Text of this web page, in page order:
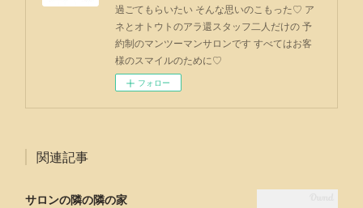
過ごてもらいたい そんな思いのこもった♡ ア
ネとオトウトのアラ還スタッフ二人だけの 予
約制のマンツーマンサロンです すべてはお客
様のスマイルのために♡
フォロー
関連記事
サロンの隣の隣の家